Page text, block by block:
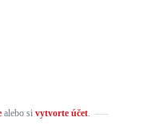
alebo si vytvorte účet.